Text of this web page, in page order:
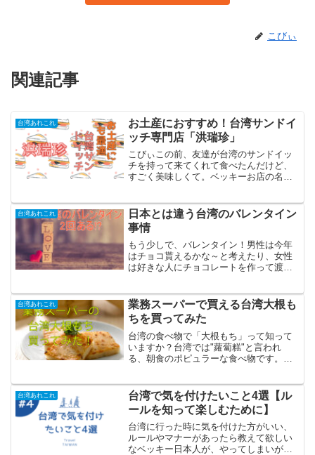
こびぃ
関連記事
台湾あれこれ
お土産におすすめ！台湾サンドイ
ッチ専門店「洪瑞珍」
こびぃこの前、友達が台湾のサンドイッ
チを持って来てくれて食べたんだけど、
すごく美味しくて。ベッキーお店の名前
サンドイッチだと思う。こびぃまた、食
べたいんだけどどこで買...
台湾あれこれ
日本とは違う台湾のバレンタイン
事情
もう少しで、バレンタイン！男性は今年
はチョコ貰えるかな～と考えたり、女性
は好きな人にチョコレートを作って渡し
けど、もしかしたら！となんかソワソワ
する日だったな。ベッキー...
台湾あれこれ
業務スーパーで買える台湾大根も
ちを買ってみた
台湾の食べ物で「大根もち」って知って
いますか？台湾では"蘿蔔糕"と言われ
る、朝食のポピュラーな食べ物です。そ
根もちって何？そもそも大根もちって何
なのでしょうか？大根の餅？...
台湾あれこれ
台湾で気を付けたいこと4選【ル
ールを知って楽しむために】
台湾に行った時に気を付けた方がいい、
ルールやマナーがあったら教えて欲しい
なベッキー日本人が、やってしまいがち